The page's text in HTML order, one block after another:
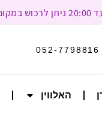
052-7798816
האלווין